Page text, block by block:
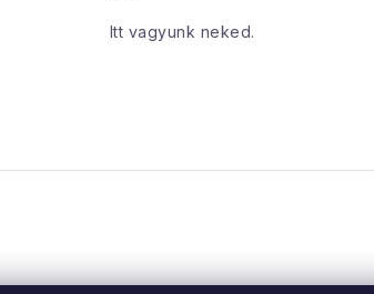
Itt vagyunk neked.